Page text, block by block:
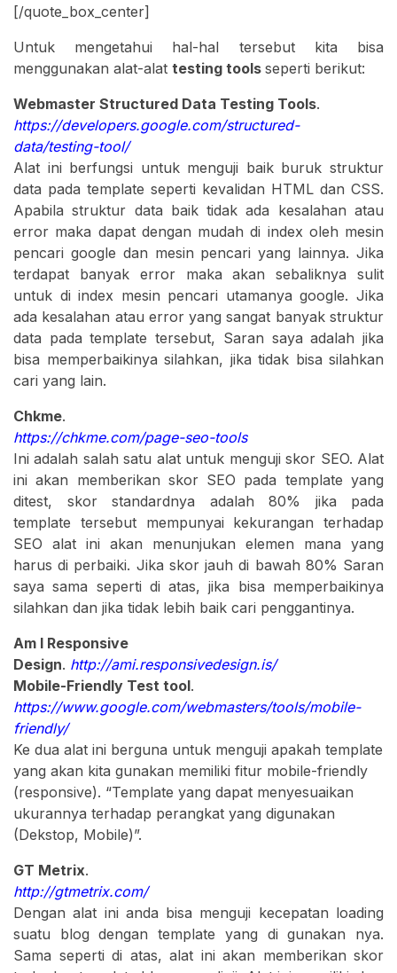
[/quote_box_center]
Untuk mengetahui hal-hal tersebut kita bisa
menggunakan alat-alat testing tools seperti berikut:
Webmaster Structured Data Testing Tools.
https://developers.google.com/structured-
data/testing-tool/
Alat ini berfungsi untuk menguji baik buruk struktur
data pada template seperti kevalidan HTML dan CSS.
Apabila struktur data baik tidak ada kesalahan atau
error maka dapat dengan mudah di index oleh mesin
pencari google dan mesin pencari yang lainnya. Jika
terdapat banyak error maka akan sebaliknya sulit
untuk di index mesin pencari utamanya google. Jika
ada kesalahan atau error yang sangat banyak struktur
data pada template tersebut, Saran saya adalah jika
bisa memperbaikinya silahkan, jika tidak bisa silahkan
cari yang lain.
Chkme.
https://chkme.com/page-seo-tools
Ini adalah salah satu alat untuk menguji skor SEO. Alat
ini akan memberikan skor SEO pada template yang
ditest, skor standardnya adalah 80% jika pada
template tersebut mempunyai kekurangan terhadap
SEO alat ini akan menunjukan elemen mana yang
harus di perbaiki. Jika skor jauh di bawah 80% Saran
saya sama seperti di atas, jika bisa memperbaikinya
silahkan dan jika tidak lebih baik cari penggantinya.
Am I Responsive
Design. http://ami.responsivedesign.is/
Mobile-Friendly Test tool.
https://www.google.com/webmasters/tools/mobile-
friendly/
Ke dua alat ini berguna untuk menguji apakah template
yang akan kita gunakan memiliki fitur mobile-friendly
(responsive). “Template yang dapat menyesuaikan
ukurannya terhadap perangkat yang digunakan
(Dekstop, Mobile)”.
GT Metrix.
http://gtmetrix.com/
Dengan alat ini anda bisa menguji kecepatan loading
suatu blog dengan template yang di gunakan nya.
Sama seperti di atas, alat ini akan memberikan skor